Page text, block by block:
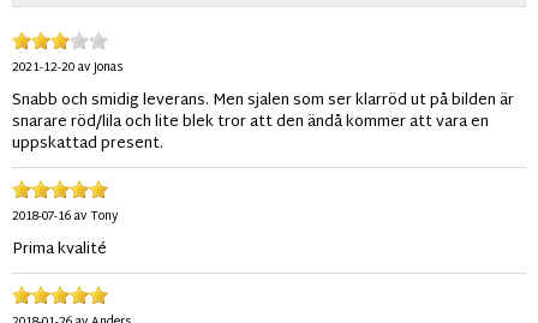
2021-12-20avJonas
Snabb och smidig leverans. Men sjalen som ser klarröd ut på bilden är
snarare röd/lila och lite blek tror att den ändå kommer att vara en
uppskattad present.
2018-07-16avTony
Prima kvalité